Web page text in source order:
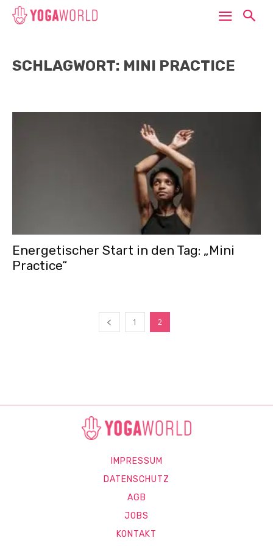
SCHLAGWORT: MINI PRACTICE
Energetischer Start in den Tag: „Mini
Practice“
1 2
IMPRESSUM
DATENSCHUTZ
AGB
JOBS
KONTAKT